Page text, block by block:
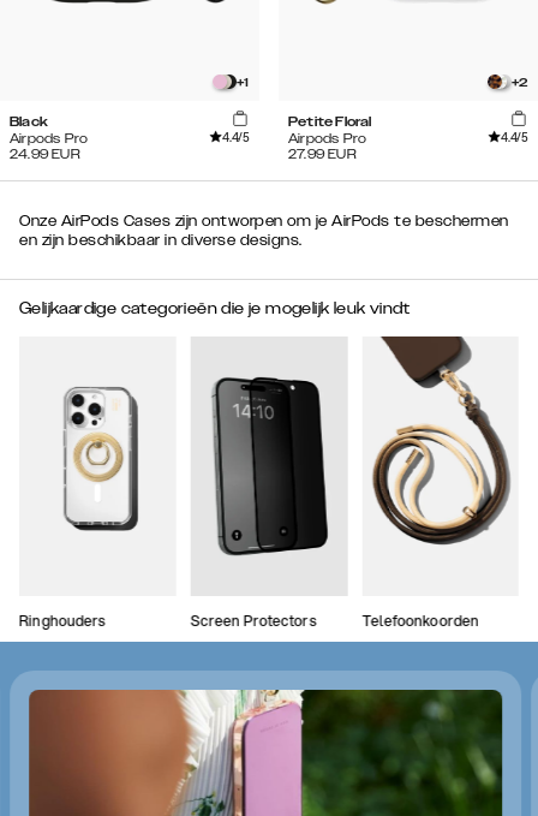
+1
Black
Airpods Pro
4.4/5
24.99 EUR
+2
Petite Floral
Airpods Pro
4.4/5
27.99 EUR
Onze AirPods Cases zijn ontworpen om je AirPods te beschermen
en zijn beschikbaar in diverse designs.
Gelijkaardige categorieën die je mogelijk leuk vindt
Ringhouders Screen Protectors Telefoonkoorden